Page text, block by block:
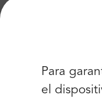
Para
el